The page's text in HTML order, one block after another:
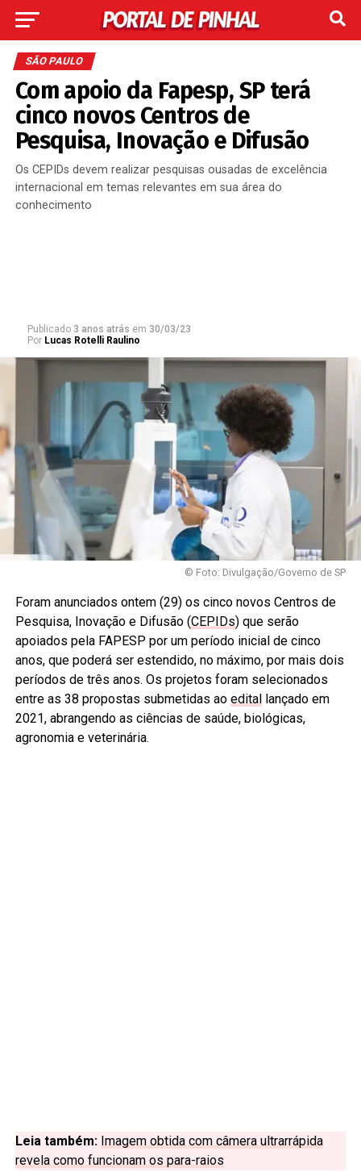
SÃO PAULO
Com apoio da Fapesp, SP terá
cinco novos Centros de
Pesquisa, Inovação e Difusão
Os CEPIDs devem realizar pesquisas ousadas de excelência
internacional em temas relevantes em sua área do
conhecimento
Publicado 3 anos atrás em 30/03/23
Por Lucas Rotelli Raulino
© Foto: Divulgação/Governo de SP
Foram anunciados ontem (29) os cinco novos Centros de
Pesquisa, Inovação e Difusão (CEPIDs) que serão
apoiados pela FAPESP por um período inicial de cinco
anos, que poderá ser estendido, no máximo, por mais dois
períodos de três anos. Os projetos foram selecionados
entre as 38 propostas submetidas ao edital
lançado em
2021, abrangendo as ciências de saúde, biológicas,
agronomia e veterinária.
Leia também: Imagem obtida com câmera ultrarrápida
revela como funcionam os para-raios